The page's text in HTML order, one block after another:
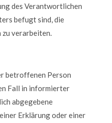
des Verantwortlichen
befugt sind, die
zu verarbeiten.
betroffenen Person
Fall in informierter
abgegebene
Erklärung oder einer